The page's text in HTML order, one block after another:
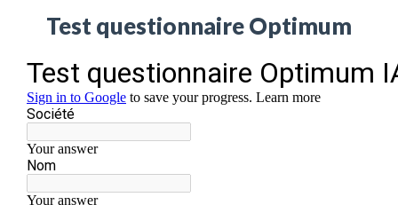
Test questionnaire Optimum